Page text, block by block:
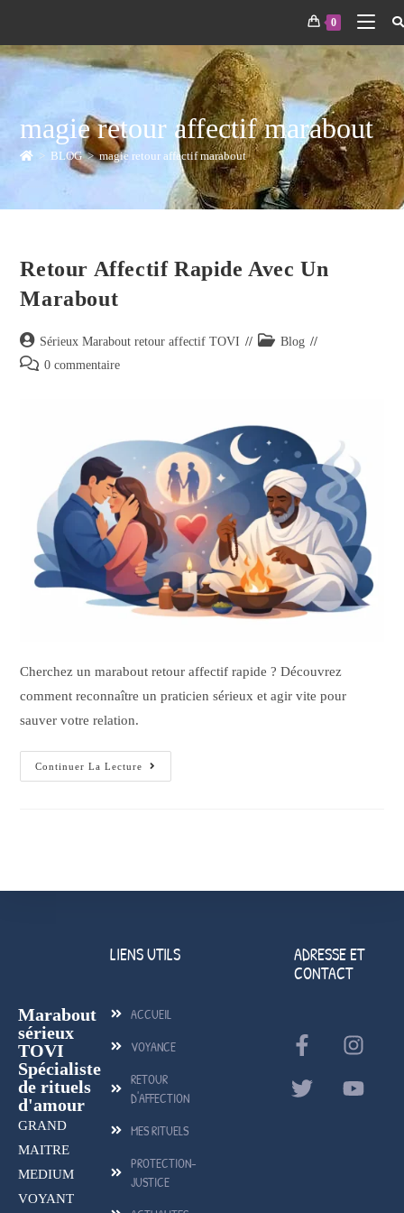
0
magie retour affectif marabout
> BLOG > magie retour affectif marabout
Retour Affectif Rapide Avec Un
Marabout
Sérieux Marabout retour affectif TOVI
Blog
0 commentaire
Cherchez un marabout retour affectif rapide ? Découvrez
comment reconnaître un praticien sérieux et agir vite pour
sauver votre relation.
Continuer La Lecture
Marabout
sérieux
TOVI
Spécialiste
de rituels
d'amour
GRAND
MAITRE
MEDIUM
VOYANT
LIENS UTILS
ACCUEIL
VOYANCE
RETOUR
D'AFFECTION
MES RITUELS
PROTECTION-
JUSTICE
ADRESSE ET
CONTACT